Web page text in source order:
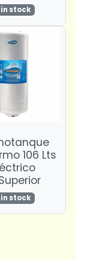
stock
106 Lts
stock